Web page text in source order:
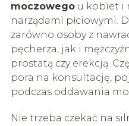
moczowegou kobiet i
narządami płciowymi.
zarówno osoby z
pęcherza, jak i
prostatą czy erekcją.
pora na konsultację,
podczas oddawania
Nie trzeba czekać na